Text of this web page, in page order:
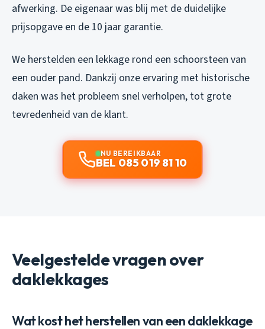
afwerking. De eigenaar was blij met de duidelijke
prijsopgave en de 10 jaar garantie.
We herstelden een lekkage rond een schoorsteen van
een ouder pand. Dankzij onze ervaring met historische
daken was het probleem snel verholpen, tot grote
tevredenheid van de klant.
NU BEREIKBAAR
BEL 085 019 81 10
Veelgestelde vragen over
daklekkages
Wat kost het herstellen van een daklekkage